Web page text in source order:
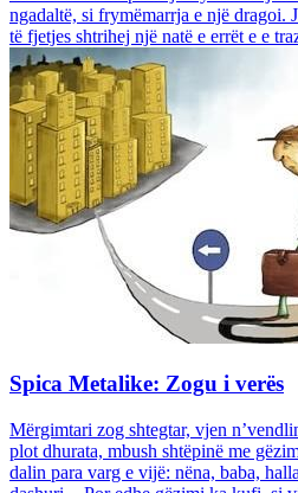
ngadaltë, si frymëmarrja e një dragoi.
të fjetjes shtrihej një natë e errët e e
Spica Metalike: Zogu i verës
Mërgimtari zog shtegtar, vjen
plot dhurata, mbush shtëpinë me
dalin para varg e vijë: nëna, baba,